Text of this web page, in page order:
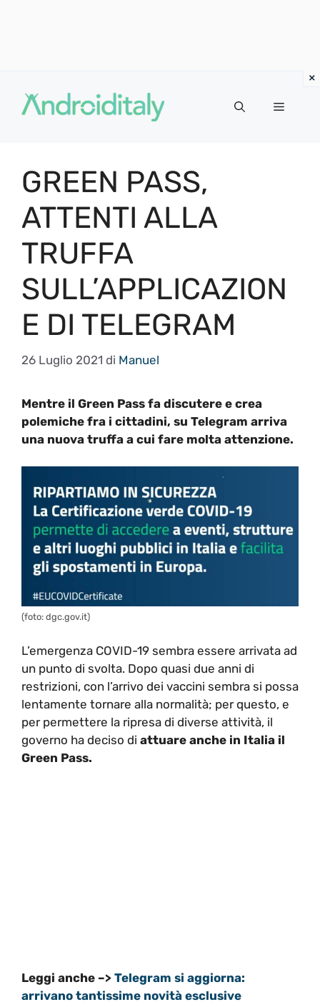
contenuto
MENU
GREEN PASS,
ATTENTI ALLA
TRUFFA
SULL’APPLICAZION
E DI TELEGRAM
26 Luglio 2021 di Manuel
Mentre il Green Pass fa discutere e crea
polemiche fra i cittadini, su Telegram arriva
una nuova truffa a cui fare molta attenzione.
(foto: dgc.gov.it)
L’emergenza COVID-19 sembra essere arrivata ad
un punto di svolta. Dopo quasi due anni di
restrizioni, con l’arrivo dei vaccini sembra si possa
lentamente tornare alla normalità; per questo, e
per permettere la ripresa di diverse attività, il
governo ha deciso di attuare anche in Italia il
Green Pass.
Leggi anche –> Telegram si aggiorna:
arrivano tantissime novità esclusive